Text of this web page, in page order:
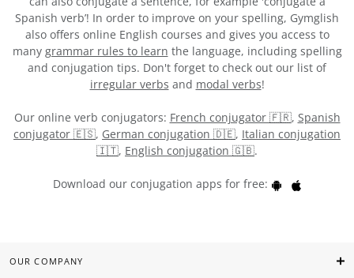
Spanish verb’! In order to improve on your spelling, Gymglish
also offers online English courses and gives you access to
many grammar rules to learn the language, including spelling
and conjugation tips. Don't forget to check out our list of
irregular verbs and modal verbs!
Our online verb conjugators: French conjugator 🇫🇷, Spanish
conjugator 🇪🇸, German conjugation 🇩🇪, Italian conjugation
🇮🇹, English conjugation 🇬🇧.
Download our conjugation apps for free:
OUR COMPANY